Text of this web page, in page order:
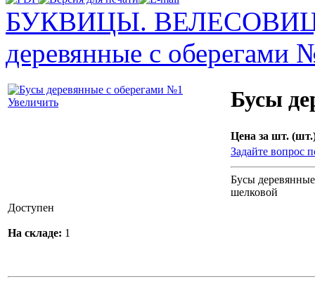
БУКВИЦЫ.
деревянные с оберегами
Увеличить Бусы
Цена за шт.
Задайте вопрос
Бусы
шелковой
Доступен
На складе: 1